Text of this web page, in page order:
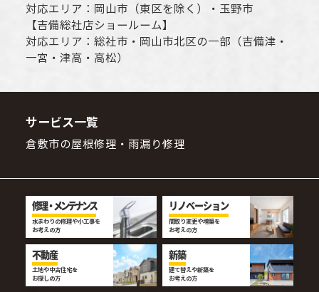
対応エリア： 岡山市 （東区を除く）・玉野市
【吉備総社店ショールーム】
対応エリア： 総社市 ・ 岡山市北区の一部（吉備津・
一宮・津高・高松）
サービス一覧
倉敷市の屋根修理・雨漏り修理
修理・メンテナンス
水まわりの修理や小工事を
お考えの方
リノベーション
間取り変更や増築を
お考えの方
不動産
土地や中古住宅を
お探しの方
新築
建て替えや新築を
お考えの方